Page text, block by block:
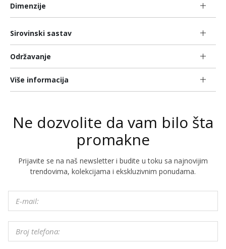
Dimenzije
Sirovinski sastav
Održavanje
Više informacija
Ne dozvolite da vam bilo šta
promakne
Prijavite se na naš newsletter i budite u toku sa najnovijim
trendovima, kolekcijama i ekskluzivnim ponudama.